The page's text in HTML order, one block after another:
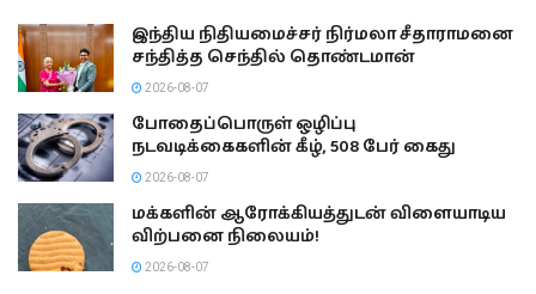
இந்திய நிதியமைச்சர் நிர்மலா சீதாராமனை
சந்தித்த செந்தில் தொண்டமான்
2026-08-07
போதைப்பொருள் ஒழிப்பு
நடவடிக்கைகளின் கீழ், 508 பேர் கைது
2026-08-07
மக்களின் ஆரோக்கியத்துடன் விளையாடிய
விற்பனை நிலையம்!
2026-08-07